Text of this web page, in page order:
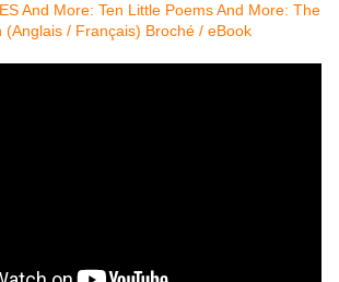
And More: Ten Little Poems And More: The
(Anglais / Français) Broché / eBook